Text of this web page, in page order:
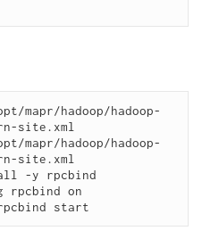
mapr/hadoop/hadoop-
site.xml
mapr/hadoop/hadoop-
site.xml
-y rpcbind
rpcbind on